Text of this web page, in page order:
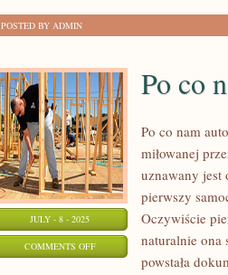
POSTED BY ADMIN
JULY - 8 - 2025
COMMENTS OFFON
Po co
Po co nam
miłowanej
uznawany jest
pierwszy
Oczywiście
naturalnie ona
powstała